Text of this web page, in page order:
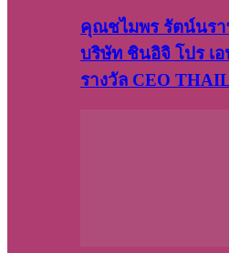
คุณชไมพร​ รัตน์​นรา​
บริษัท​ ชินอิจิ​ โปร​ เ
รางวัล CEO